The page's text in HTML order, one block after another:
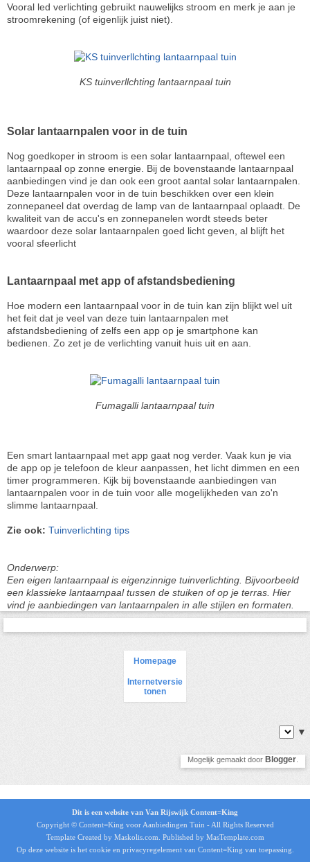
Vooral led verlichting gebruikt nauwelijks stroom en merk je aan je
stroomrekening (of eigenlijk juist niet).
KS tuinverllchting lantaarnpaal tuin
Solar lantaarnpalen voor in de tuin
Nog goedkoper in stroom is een solar lantaarnpaal, oftewel een
lantaarnpaal op zonne energie. Bij de bovenstaande lantaarnpaal
aanbiedingen vind je dan ook een groot aantal solar lantaarnpalen.
Deze lantaarnpalen voor in de tuin beschikken over een klein
zonnepaneel dat overdag de lamp van de lantaarnpaal oplaadt. De
kwaliteit van de accu's en zonnepanelen wordt steeds beter
waardoor deze solar lantaarnpalen goed licht geven, al blijft het
vooral sfeerlicht
Lantaarnpaal met app of afstandsbediening
Hoe modern een lantaarnpaal voor in de tuin kan zijn blijkt wel uit
het feit dat je veel van deze tuin lantaarnpalen met
afstandsbediening of zelfs een app op je smartphone kan
bedienen. Zo zet je de verlichting vanuit huis uit en aan.
Fumagalli lantaarnpaal tuin
Een smart lantaarnpaal met app gaat nog verder. Vaak kun je via
de app op je telefoon de kleur aanpassen, het licht dimmen en een
timer programmeren. Kijk bij bovenstaande aanbiedingen van
lantaarnpalen voor in de tuin voor alle mogelijkheden van zo'n
slimme lantaarnpaal.
Zie ook: Tuinverlichting tips
Onderwerp:
Een eigen lantaarnpaal is eigenzinnige tuinverlichting. Bijvoorbeeld
een klassieke lantaarnpaal tussen de stuiken of op je terras. Hier
vind je aanbiedingen van lantaarnpalen in alle stijlen en formaten.
Homepage
Internetversie
tonen
▼
Mogelijk gemaakt door Blogger
Dit is een website van Van Rijswijk Content=King
Copyright © Content=King voor Aanbiedingen Tuin - All Rights Reserved
Template Created by Maskolis.com. Published by MasTemplate.com
Op deze website is het cookie en privacyregelementvan Content=King van toepassing.